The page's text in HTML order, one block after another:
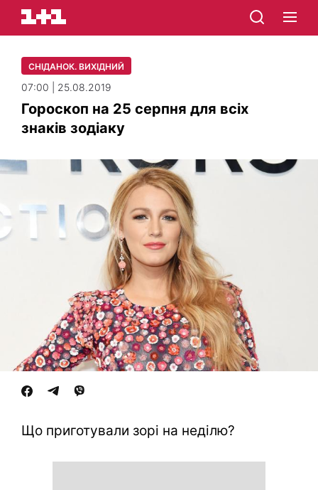
СНІДАНОК. ВИХІДНИЙ
07:00 | 25.08.2019
Гороскоп на 25 серпня для всіх
знаків зодіаку
Що приготували зорі на неділю?